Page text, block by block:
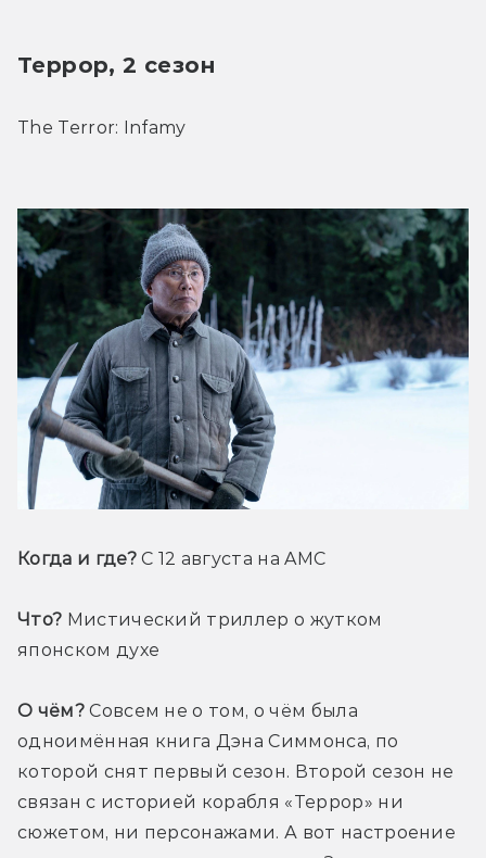
Террор, 2 сезон
The Terror: Infamy
Когда и где? С 12 августа на AMC
Что? Мистический триллер о жутком
японском духе
О чём? Совсем не о том, о чём была
одноимённая книга Дэна Симмонса, по
которой снят первый сезон. Второй сезон не
связан с историей корабля «Террор» ни
сюжетом, ни персонажами. А вот настроение